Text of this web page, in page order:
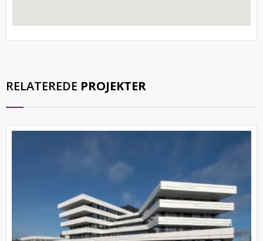
RELATEREDE PROJEKTER